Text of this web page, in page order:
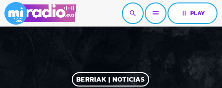
search menu pause PLAY
BERRIAK | NOTICIAS